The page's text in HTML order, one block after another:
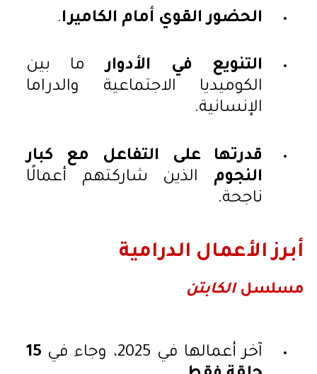
الحضور القوي أمام الكاميرا.
التنويع في الأدوارما بين
الكوميديا الاجتماعية والدراما
الإنسانية.
قدرتها على التفاعل مع كبار
النجوم الذين شاركتهم أعمالًا
ناجحة.
أبرز الأعمال الدرامية
مسلسلالكابتن
آخر أعمالها في 2025، وجاء في
15